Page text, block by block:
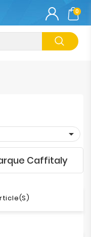
0

Caffitaly